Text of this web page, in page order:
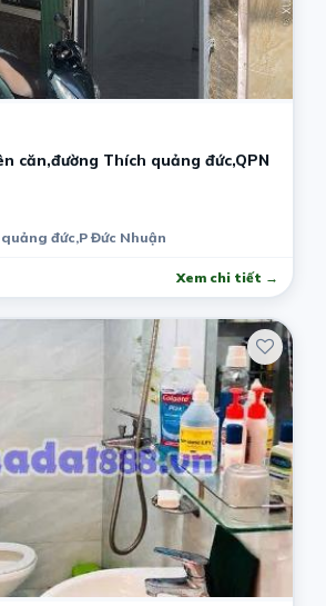
căn,đường Thích quảng đức,QPN
đức,P Đức Nhuận
Xem chi tiết →